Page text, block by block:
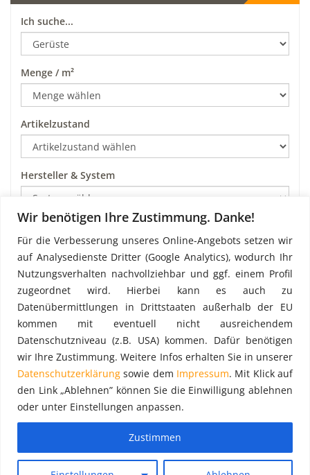
Wir benötigen Ihre Zustimmung. Danke!
Für die Verbesserung unseres Online-Angebots setzen wir
auf Analysedienste Dritter (Google Analytics), wodurch Ihr
Nutzungsverhalten nachvollziehbar und ggf. einem Profil
zugeordnet wird. Hierbei kann es auch zu
Datenübermittlungen in Drittstaaten außerhalb der EU
kommen mit eventuell nicht ausreichendem
Datenschutzniveau (z.B. USA) kommen. Dafür benötigen
wir Ihre Zustimmung. Weitere Infos erhalten Sie in unserer
Datenschutzerklärung sowie dem Impressum. Mit Klick auf
den Link „Ablehnen” können Sie die Einwilligung ablehnen
oder unter Einstellungen anpassen.
Zustimmen
Ich suche...
Menge / m²
Artikelzustand
Hersteller & System
Art
Preis pro m²